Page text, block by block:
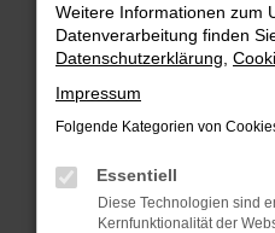
Überprüfe deine
Internetverbindung.
Laden andere
Suchmaschine?
Prüfe deine
können das Laden
verhindern.
Weitere Informationen zum
Datenverarbeitung finden
Datenschutzerklärung
Impressum
Folgende Kategorien von
Essentiell
Diese Technologien sind
Kernfunktionalität der